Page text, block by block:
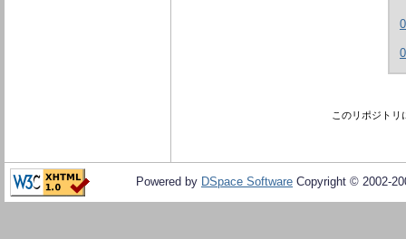
このリポジトリ
Powered by DSpace Software Copyright © 2002-